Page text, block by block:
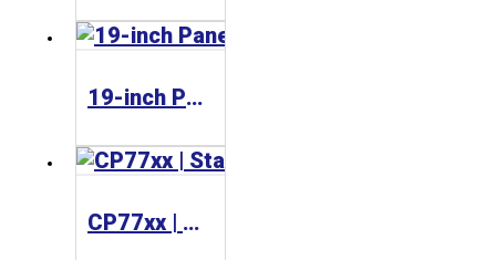
19-inch Panel PC C33xx
CP77xx | Stainless steel Panel PCs